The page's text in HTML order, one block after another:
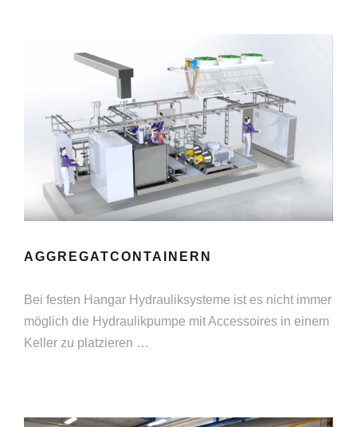
AGGREGATCONTAINERN
Bei festen Hangar Hydrauliksysteme ist es nicht immer
möglich die Hydraulikpumpe mit Accessoires in einem
Keller zu platzieren …